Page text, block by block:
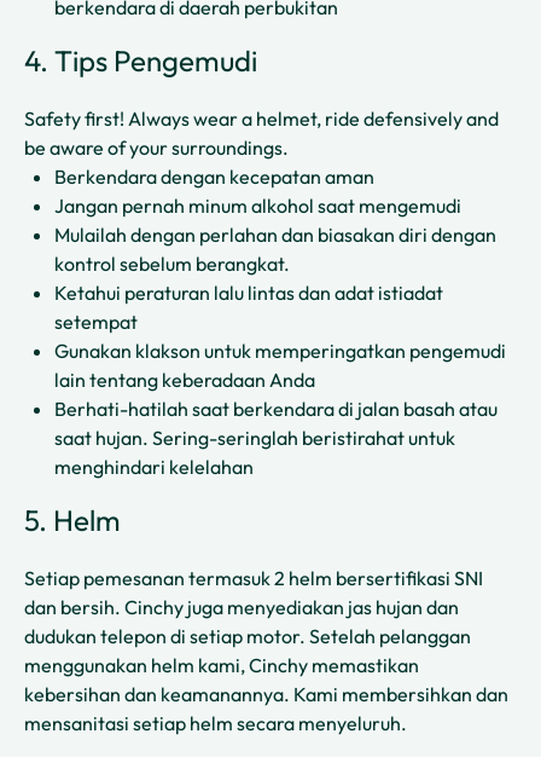
berkendara di daerah perbukitan
4. Tips Pengemudi
Safety first! Always wear a helmet, ride defensively and
be aware of your surroundings.
Berkendara dengan kecepatan aman
Jangan pernah minum alkohol saat mengemudi
Mulailah dengan perlahan dan biasakan diri dengan
kontrol sebelum berangkat.
Ketahui peraturan lalu lintas dan adat istiadat
setempat
Gunakan klakson untuk memperingatkan pengemudi
lain tentang keberadaan Anda
Berhati-hatilah saat berkendara di jalan basah atau
saat hujan. Sering-seringlah beristirahat untuk
menghindari kelelahan
5. Helm
Setiap pemesanan termasuk 2 helm bersertifikasi SNI
dan bersih. Cinchy juga menyediakan jas hujan dan
dudukan telepon di setiap motor. Setelah pelanggan
menggunakan helm kami, Cinchy memastikan
kebersihan dan keamanannya. Kami membersihkan dan
mensanitasi setiap helm secara menyeluruh.